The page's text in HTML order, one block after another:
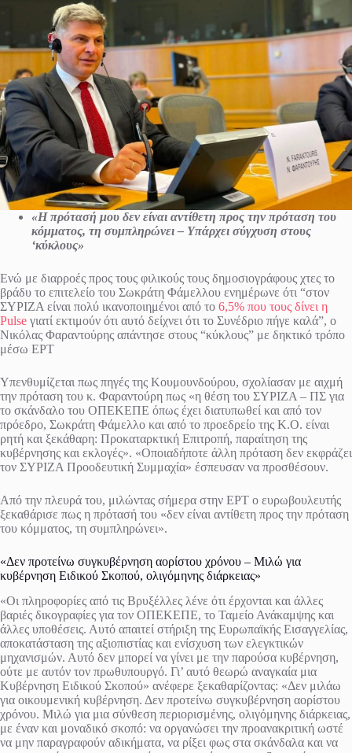
«Η πρότασή μου δεν είναι αντίθετη προς την πρόταση του
κόμματος, τη συμπληρώνει – Υπάρχει σύγχυση στους
‘κύκλους»
Ενώ με διαρροές προς τους φιλικούς τους δημοσιογράφους χτες το
βράδυ το επιτελείο του Σωκράτη Φάμελλου ενημέρωνε ότι “στον
ΣΥΡΙΖΑ είναι πολύ ικανοποιημένοι από το 6,5% που τους δίνει η
Pulse γιατί εκτιμούν ότι αυτό δείχνει ότι το Συνέδριο πήγε καλά”, ο
Νικόλας Φαραντούρης απάντησε στους “κύκλους” με δηκτικό τρόπο
μέσω ΕΡΤ
Υπενθυμίζεται πως πηγές της Κουμουνδούρου, σχολίασαν με αιχμή
την πρόταση του κ. Φαραντούρη πως «η θέση του ΣΥΡΙΖΑ – ΠΣ για
το σκάνδαλο του ΟΠΕΚΕΠΕ όπως έχει διατυπωθεί και από τον
πρόεδρο, Σωκράτη Φάμελλο και από το προεδρείο της Κ.Ο. είναι
ρητή και ξεκάθαρη: Προκαταρκτική Επιτροπή, παραίτηση της
κυβέρνησης και εκλογές». «Οποιαδήποτε άλλη πρόταση δεν εκφράζει
τον ΣΥΡΙΖΑ Προοδευτική Συμμαχία» έσπευσαν να προσθέσουν.
Από την πλευρά του, μιλώντας σήμερα στην ΕΡΤ ο ευρωβουλευτής
ξεκαθάρισε πως η πρότασή του «δεν είναι αντίθετη προς την πρόταση
του κόμματος, τη συμπληρώνει».
«Δεν προτείνω συγκυβέρνηση αορίστου χρόνου – Μιλώ για
κυβέρνηση Ειδικού Σκοπού, ολιγόμηνης διάρκειας»
«Οι πληροφορίες από τις Βρυξέλλες λένε ότι έρχονται και άλλες
βαριές δικογραφίες για τον ΟΠΕΚΕΠΕ, το Ταμείο Ανάκαμψης και
άλλες υποθέσεις. Αυτό απαιτεί στήριξη της Ευρωπαϊκής Εισαγγελίας,
αποκατάσταση της αξιοπιστίας και ενίσχυση των ελεγκτικών
μηχανισμών. Αυτό δεν μπορεί να γίνει με την παρούσα κυβέρνηση,
ούτε με αυτόν τον πρωθυπουργό. Γι’ αυτό θεωρώ αναγκαία μια
Κυβέρνηση Ειδικού Σκοπού» ανέφερε ξεκαθαρίζοντας: «Δεν μιλάω
για οικουμενική κυβέρνηση. Δεν προτείνω συγκυβέρνηση αορίστου
χρόνου. Μιλώ για μια σύνθεση περιορισμένης, ολιγόμηνης διάρκειας,
με έναν και μοναδικό σκοπό: να οργανώσει την προανακριτική ωστέ
να μην παραγραφούν αδικήματα, να ρίξει φως στα σκάνδαλα και να